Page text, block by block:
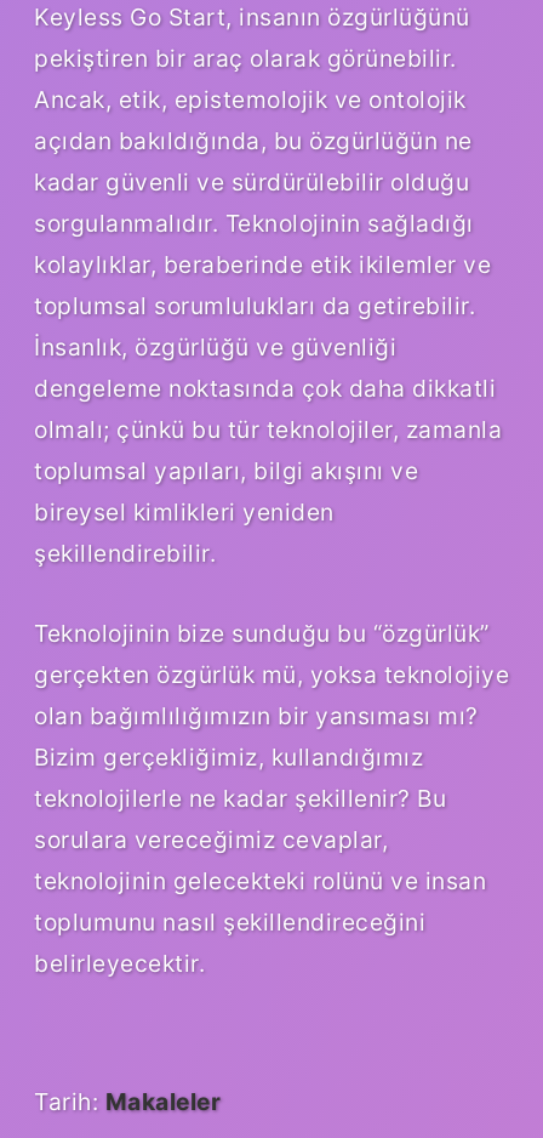
Keyless Go Start, insanın özgürlüğünü
pekiştiren bir araç olarak görünebilir.
Ancak, etik, epistemolojik ve ontolojik
açıdan bakıldığında, bu özgürlüğün ne
kadar güvenli ve sürdürülebilir olduğu
sorgulanmalıdır. Teknolojinin sağladığı
kolaylıklar, beraberinde etik ikilemler ve
toplumsal sorumlulukları da getirebilir.
İnsanlık, özgürlüğü ve güvenliği
dengeleme noktasında çok daha dikkatli
olmalı; çünkü bu tür teknolojiler, zamanla
toplumsal yapıları, bilgi akışını ve
bireysel kimlikleri yeniden
şekillendirebilir.
Teknolojinin bize sunduğu bu “özgürlük”
gerçekten özgürlük mü, yoksa teknolojiye
olan bağımlılığımızın bir yansıması mı?
Bizim gerçekliğimiz, kullandığımız
teknolojilerle ne kadar şekillenir? Bu
sorulara vereceğimiz cevaplar,
teknolojinin gelecekteki rolünü ve insan
toplumunu nasıl şekillendireceğini
belirleyecektir.
Tarih: Makaleler